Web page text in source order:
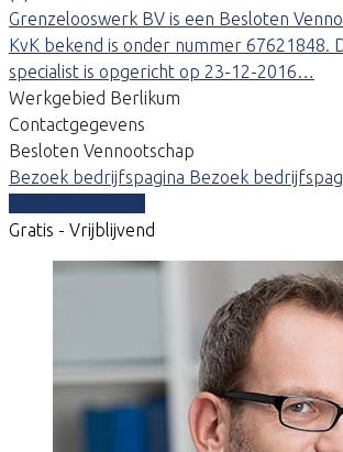
Grenzelooswerk BV is een Besloten
KvK bekend is onder nummer 67621848.
specialist is opgericht op 23-12-2016…
Werkgebied Berlikum
Contactgegevens
Besloten Vennootschap
Bezoek bedrijfspagina Bezoek
Gratis - Vrijblijvend